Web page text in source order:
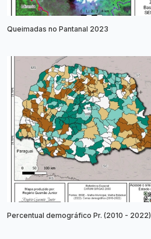
Queimadas no Pantanal 2023
Percentual demográfico Pr. (2010 - 2022)